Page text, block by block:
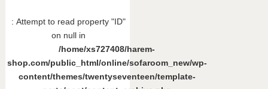
: Attempt to read property "ID"
on null in
/home/xs727408/harem-
shop.com/public_html/online/sofaroom_new/wp-
content/themes/twentyseventeen/template-